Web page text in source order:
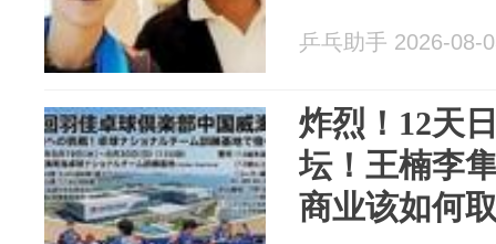
乒乓助手 2026-08-
炸烈！12天
坛！王楠李
商业该如何